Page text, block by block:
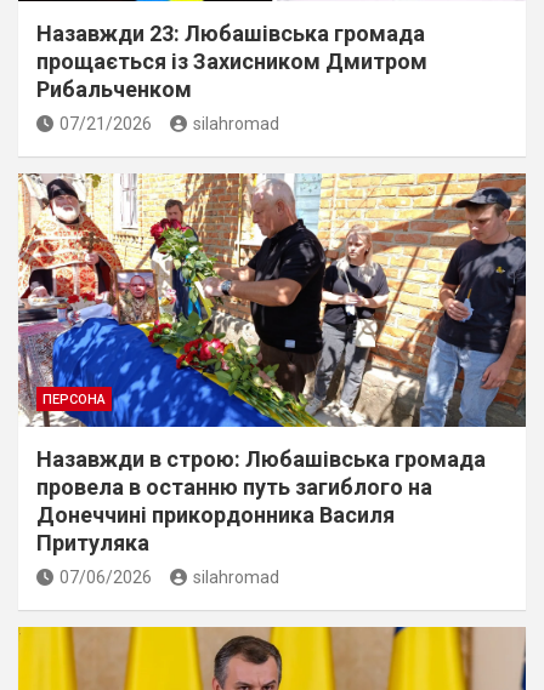
Назавжди 23: Любашівська громада
прощається із Захисником Дмитром
Рибальченком
07/21/2026 silahromad
ПЕРСОНА
Назавжди в строю: Любашівська громада
провела в останню путь загиблого на
Донеччині прикордонника Василя
Притуляка
07/06/2026 silahromad